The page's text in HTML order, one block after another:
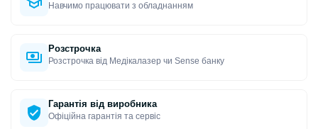
Навчимо працювати з обладнанням
Розстрочка
Розстрочка від Медікалазер чи Sense банку
Гарантія від виробника
Офіційна гарантія та сервіс